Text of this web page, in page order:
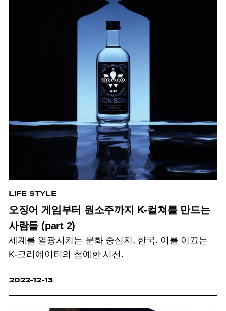
LIFE STYLE
오징어 게임부터 원소주까지 K-컬쳐를 만드는
사람들 (part 2)
세계를 열광시키는 문화 중심지, 한국. 이를 이끄는
K-크리에이터의 첨예한 시선.
2022-12-13